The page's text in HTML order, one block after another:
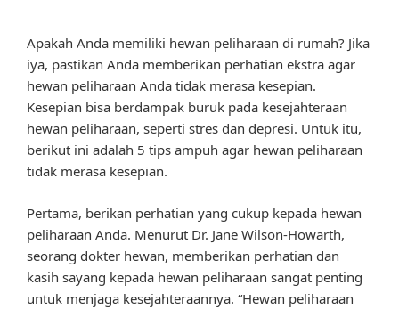
Apakah Anda memiliki hewan peliharaan di rumah? Jika
iya, pastikan Anda memberikan perhatian ekstra agar
hewan peliharaan Anda tidak merasa kesepian.
Kesepian bisa berdampak buruk pada kesejahteraan
hewan peliharaan, seperti stres dan depresi. Untuk itu,
berikut ini adalah 5 tips ampuh agar hewan peliharaan
tidak merasa kesepian.
Pertama, berikan perhatian yang cukup kepada hewan
peliharaan Anda. Menurut Dr. Jane Wilson-Howarth,
seorang dokter hewan, memberikan perhatian dan
kasih sayang kepada hewan peliharaan sangat penting
untuk menjaga kesejahteraannya. “Hewan peliharaan